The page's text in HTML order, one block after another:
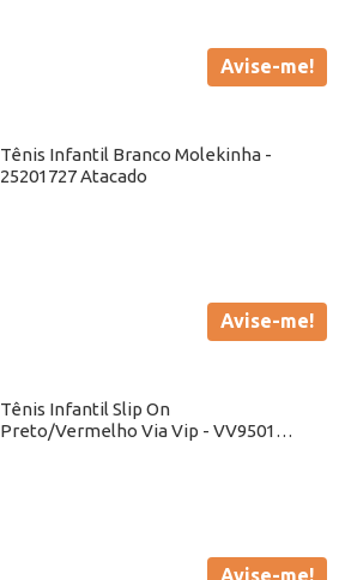
Avise-me!
Tênis Infantil Branco Molekinha -
25201727 Atacado
Avise-me!
Tênis Infantil Slip On
Preto/Vermelho Via Vip - VV9501
Avise-me!